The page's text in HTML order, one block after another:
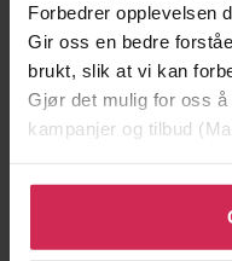
Forbedrer opplevelsen
Gir oss en bedre
brukt, slik at vi kan
Gjør det mulig for oss
kampanjer og tilbud
Klikk på «Godta alle»
bruke cookies for alle
tilpasse ditt samtykke
39,-
Kitty Summers